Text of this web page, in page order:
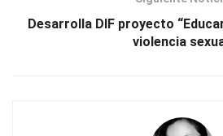
Desarrolla DIF proyecto
violencia